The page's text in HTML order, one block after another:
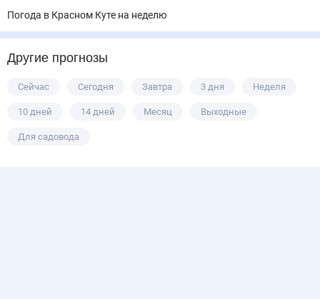
Погода в Красном Куте на неделю
Другие прогнозы
Сейчас Сегодня Завтра 3 дня Неделя
10 дней 14 дней Месяц Выходные
Для садовода